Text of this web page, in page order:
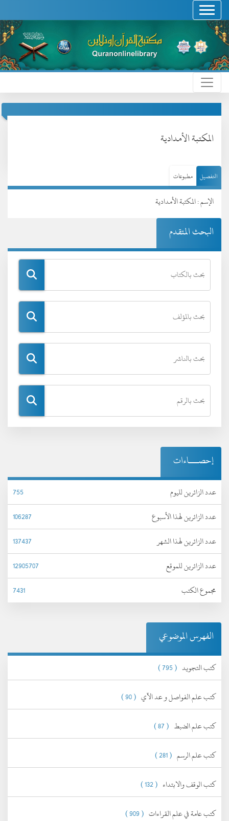
المكتبة الأمدادية
التفصيل مطبوعات
الإسم : المكتبة الأمدادية
البحث المتقدم
إحصـــاءات
عدد الزائرين لليوم
755
عدد الزائرين لهذا الأسبوع
106287
عدد الزائرين لهذا الشهر
137437
عدد الزائرين للموقع
12905707
مجموع الكتب
7431
الفهرس الموضوعي
كتب التجويد ( 795 )
كتب علم الفواصل و عد الآي ( 90 )
كتب علم الضبط ( 87 )
كتب علم الرسم ( 281 )
كتب الوقف والابتداء ( 132 )
كتب عامة في علم القراءات ( 909 )